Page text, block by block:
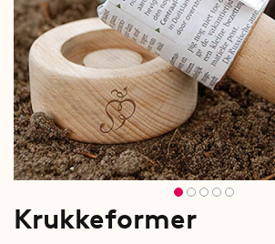
Krukkeformer